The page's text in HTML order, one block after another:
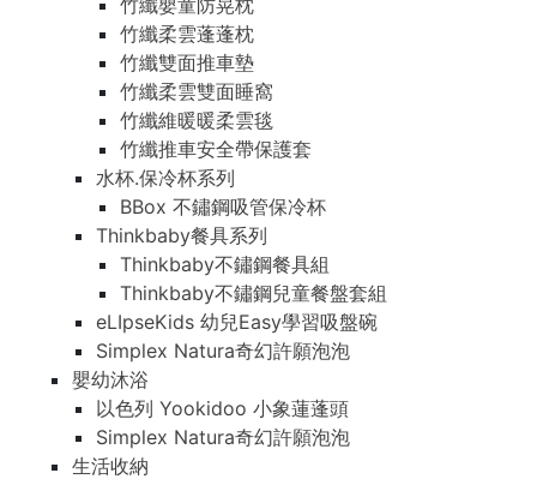
竹纖嬰童防晃枕
竹纖柔雲蓬蓬枕
竹纖雙面推車墊
竹纖柔雲雙面睡窩
竹纖維暖暖柔雲毯
竹纖推車安全帶保護套
水杯.保冷杯系列
BBox 不鏽鋼吸管保冷杯
Thinkbaby餐具系列
Thinkbaby不鏽鋼餐具組
Thinkbaby不鏽鋼兒童餐盤套組
eLIpseKids 幼兒Easy學習吸盤碗
Simplex Natura奇幻許願泡泡
嬰幼沐浴
以色列 Yookidoo 小象蓮蓬頭
Simplex Natura奇幻許願泡泡
生活收納